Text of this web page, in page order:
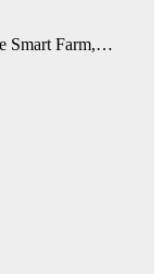
Smart Farm,…